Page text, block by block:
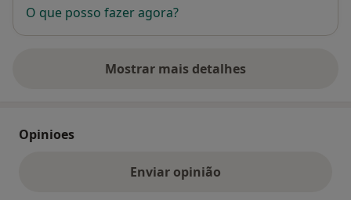
O que posso fazer agora?
Mostrar mais detalhes
sobre o endereço
Opinioes
Enviar opinião